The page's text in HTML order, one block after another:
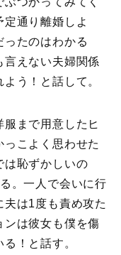
通り離婚しよ
ったのはわかる
言えない夫婦関係
う！と話して。
まで用意したヒ
こよく思わせた
は恥ずかしいの
。一人で会いに行
は1度も責め攻た
ンは彼女も僕を傷
！と話す。